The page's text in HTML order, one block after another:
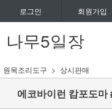
로그인 회원가입
나무5일장
원목조리도구 상시판매
에코바이런 캄포도